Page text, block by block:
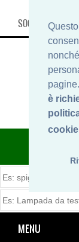
pagine.
è
SOCIAL, INFO &
MENU